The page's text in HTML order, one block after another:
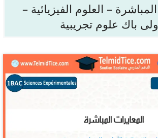
– العلوم الفيزيائية –
باك علوم تجريبية